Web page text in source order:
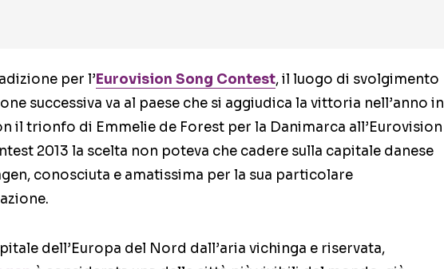
per l’Eurovision Song Contest, il luogo di svolgimento
successiva va al paese che si aggiudica la vittoria nell’anno in
il trionfo di Emmelie de Forest per la Danimarca all’Eurovision
2013 la scelta non poteva che cadere sulla capitale danese
conosciuta e amatissima per la sua particolare
dell’Europa del Nord dall’aria vichinga e riservata,